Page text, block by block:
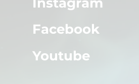
Facebook
Youtube